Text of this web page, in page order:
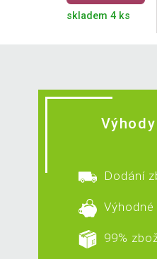
skladem 4 ks
Dodání
99%